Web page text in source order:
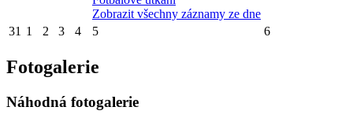
Zobrazit všechny záznamy ze dne
31 1 2 3 4 5 6
Fotogalerie
Náhodná fotogalerie